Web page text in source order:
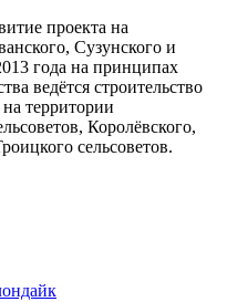
проекта на
Сузунского и
года на принципах
ведётся строительство
территории
Королёвского,
сельсоветов.